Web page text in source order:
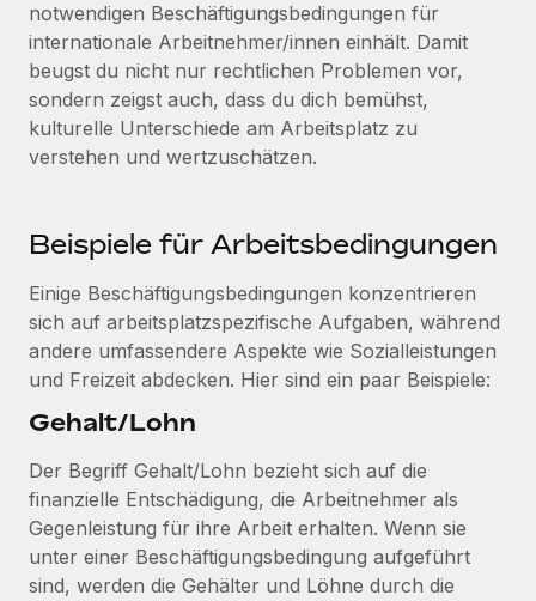
notwendigen Beschäftigungsbedingungen für
internationale Arbeitnehmer/innen einhält. Damit
beugst du nicht nur rechtlichen Problemen vor,
sondern zeigst auch, dass du dich bemühst,
kulturelle Unterschiede am Arbeitsplatz zu
verstehen und wertzuschätzen.
Beispiele für Arbeitsbedingungen
Einige Beschäftigungsbedingungen konzentrieren
sich auf arbeitsplatzspezifische Aufgaben, während
andere umfassendere Aspekte wie Sozialleistungen
und Freizeit abdecken. Hier sind ein paar Beispiele:
Gehalt/Lohn
Der Begriff Gehalt/Lohn bezieht sich auf die
finanzielle Entschädigung, die Arbeitnehmer als
Gegenleistung für ihre Arbeit erhalten. Wenn sie
unter einer Beschäftigungsbedingung aufgeführt
sind, werden die Gehälter und Löhne durch die